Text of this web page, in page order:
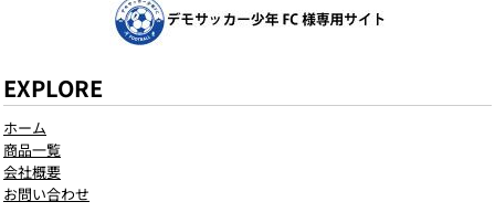
EXPLORE
ホーム
商品一覧
会社概要
お問い合わせ